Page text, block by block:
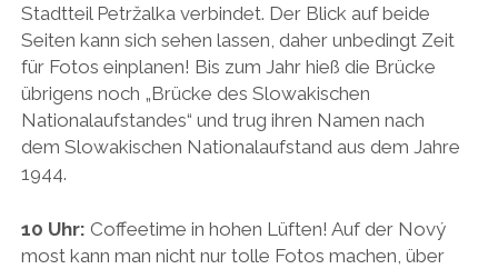
Stadtteil Petržalka verbindet. Der Blick auf beide
Seiten kann sich sehen lassen, daher unbedingt Zeit
für Fotos einplanen! Bis zum Jahr hieß die Brücke
übrigens noch „Brücke des Slowakischen
Nationalaufstandes“ und trug ihren Namen nach
dem Slowakischen Nationalaufstand aus dem Jahre
1944.
10 Uhr: Coffeetime in hohen Lüften! Auf der Nový
most kann man nicht nur tolle Fotos machen, über